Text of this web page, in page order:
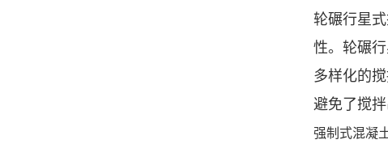
轮碾行星
性。轮碾
多样化的
避免了搅
强制式混凝